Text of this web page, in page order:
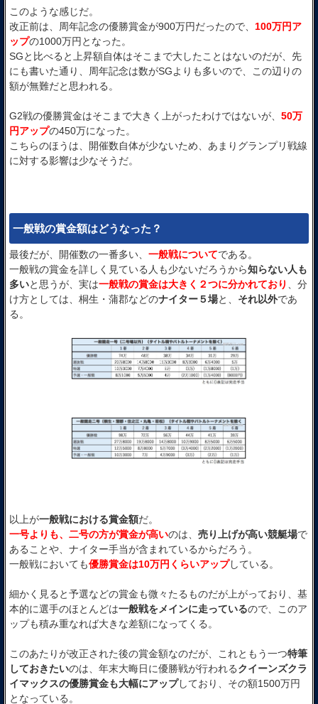
このような感じだ。
改正前は、周年記念の優勝賞金が900万円だったので、 100万円ア
ップの1000万円となった。
SGと比べると上昇額自体はそこまで大したことはないのだが、先
にも書いた通り、周年記念は数がSGよりも多いので、この辺りの
額が無難だと思われる。
G2戦の優勝賞金はそこまで大きく上がったわけではないが、 50万
円アップの450万になった。
こちらのほうは、開催数自体が少ないため、あまりグランプリ戦線
に対する影響は少なそうだ。
一般戦の賞金額はどうなった？
最後だが、開催数の一番多い、 一般戦についてである。
一般戦の賞金を詳しく見ている人も少ないだろうから知らない人も
多いと思うが、実は一般戦の賞金は大きく２つに分かれており
、分
け方としては、桐生・蒲郡などのナイター５場と、 それ以外であ
る。
以上が一般戦における賞金額だ。
一号よりも、二号の方が賞金が高いのは、 売り上げが高い競艇場で
あることや、ナイター手当が含まれているからだろう。
一般戦においても優勝賞金は10万円くらいアップしている。
細かく見ると予選などの賞金も微々たるものだが上がっており、基
本的に選手のほとんどは一般戦をメインに走っているので、このア
ップも積み重なれば大きな差額になってくる。
このあたりが改正された後の賞金額なのだが、これともう一つ特筆
しておきたいのは、年末大晦日に優勝戦が行われるクイーンズクラ
イマックスの優勝賞金も大幅にアップしており、その額1500万円
となっている。